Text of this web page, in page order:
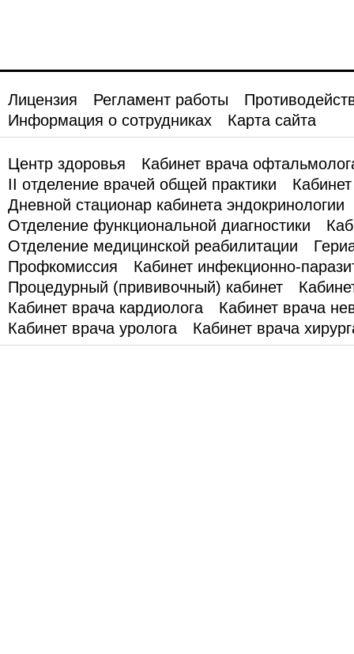
Лицензия Регламент работы
Информация о сотрудниках
Карта сайта
Центр здоровья
Кабинет врача
II отделение врачей общей практики
Дневной стационар кабинета эндокринологии
Отделение функциональной диагностики
Отделение медицинской реабилитации
Профкомиссия
Кабинет инфекционно-
Процедурный (прививочный) кабинет
Кабинет врача кардиолога
Кабинет врача
Кабинет врача уролога
Кабинет врача